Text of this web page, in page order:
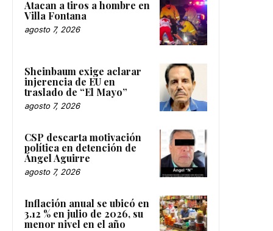
Atacan a tiros a hombre en
Villa Fontana
agosto 7, 2026
Sheinbaum exige aclarar
injerencia de EU en
traslado de “El Mayo”
agosto 7, 2026
CSP descarta motivación
política en detención de
Ángel Aguirre
agosto 7, 2026
Inflación anual se ubicó en
3.12 % en julio de 2026, su
menor nivel en el año